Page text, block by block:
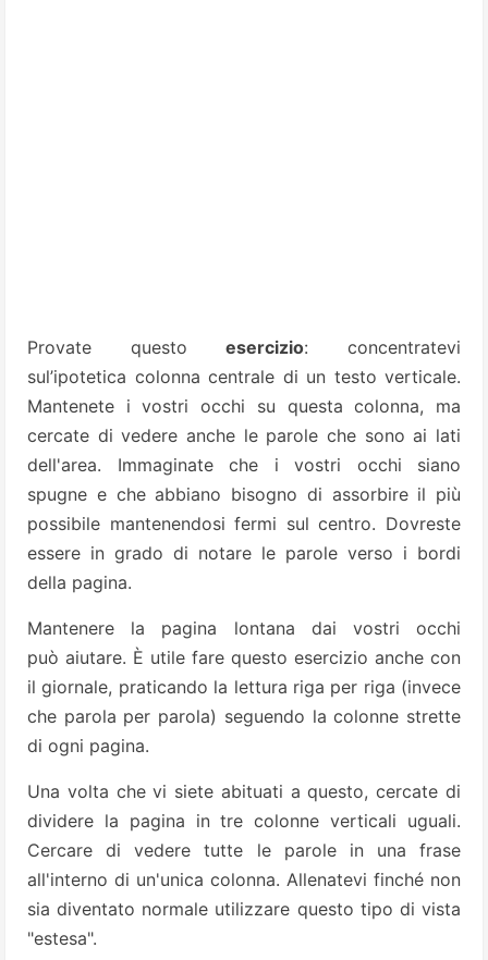
Provate questoesercizio: concentratevi
sul’ipotetica colonna centrale di un testo verticale.
Mantenete i vostri occhi su questa colonna, ma
cercate di vedere anche le parole che sono ai lati
dell'area. Immaginate che i vostri occhi siano
spugne e che abbiano bisogno di assorbire il più
possibile mantenendosi fermi sul centro. Dovreste
essere in grado di notare le parole verso i bordi
della pagina.
Mantenere la pagina lontana dai vostri occhi
può aiutare. È utile fare questo esercizio anche con
il giornale, praticando la lettura riga per riga (invece
che parola per parola) seguendo la colonne strette
di ogni pagina.
Una volta che vi siete abituati a questo, cercate di
dividere la pagina in tre colonne verticali uguali.
Cercare di vedere tutte le parole in una frase
all'interno di un'unica colonna. Allenatevi finché non
sia diventato normale utilizzare questo tipo di vista
"estesa".